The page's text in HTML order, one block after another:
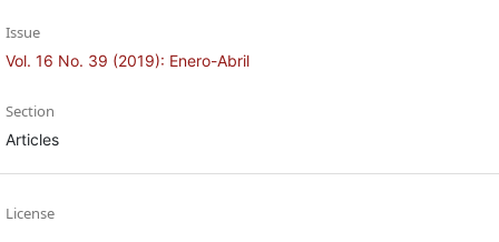
Issue
Vol. 16 No. 39 (2019): Enero-Abril
Section
Articles
License